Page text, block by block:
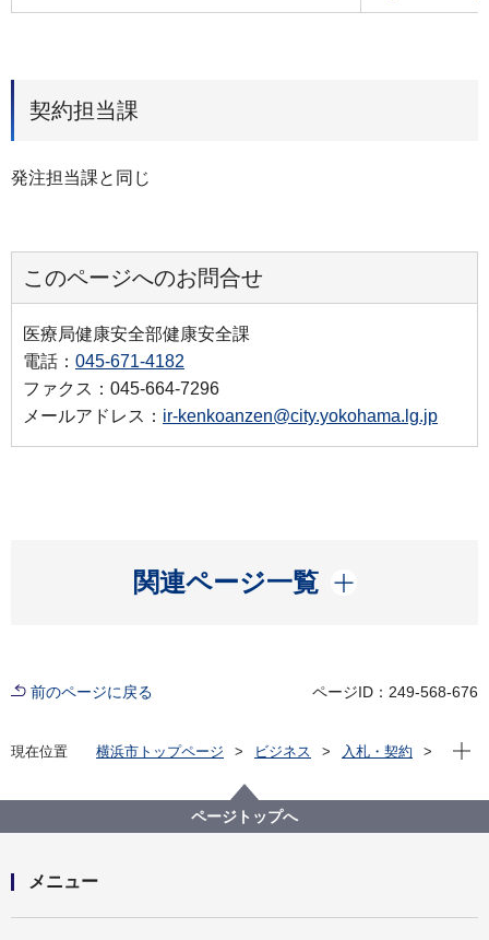
契約担当課
発注担当課と同じ
このページへのお問合せ
医療局健康安全部健康安全課
電話： 045-671-4182
ファクス：045-664-7296
メールアドレス： ir-kenkoanzen@city.yokohama.lg.jp
関連ページ一覧
開く
前のページに戻る ページID：249-568-676
現在位置 横浜市トップページ ビジネス
入札・契約
【終了しました】【一般競争入札】予防接種履歴副本
登録用セットアップデータ作成及び付帯業務委託一式
現在
ページトップへ
メニュー